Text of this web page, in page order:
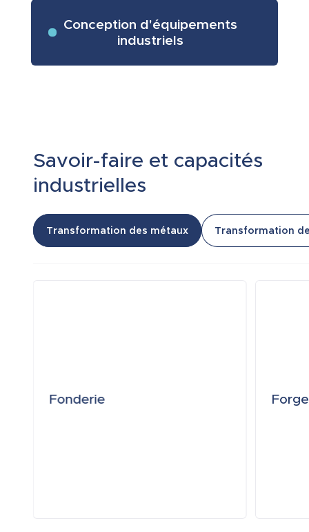
Conception d'équipements
industriels
Savoir-faire et capacités
industrielles
Transformation des métaux Transformation
Fonderie Forge